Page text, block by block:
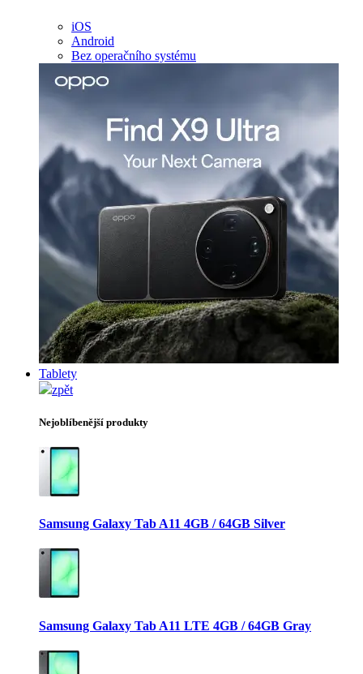
iOS
Android
Bez operačního systému
Tablety
zpět
Nejoblíbenější produkty
Samsung Galaxy Tab A11 4GB / 64GB Silver
Samsung Galaxy Tab A11 LTE 4GB / 64GB Gray